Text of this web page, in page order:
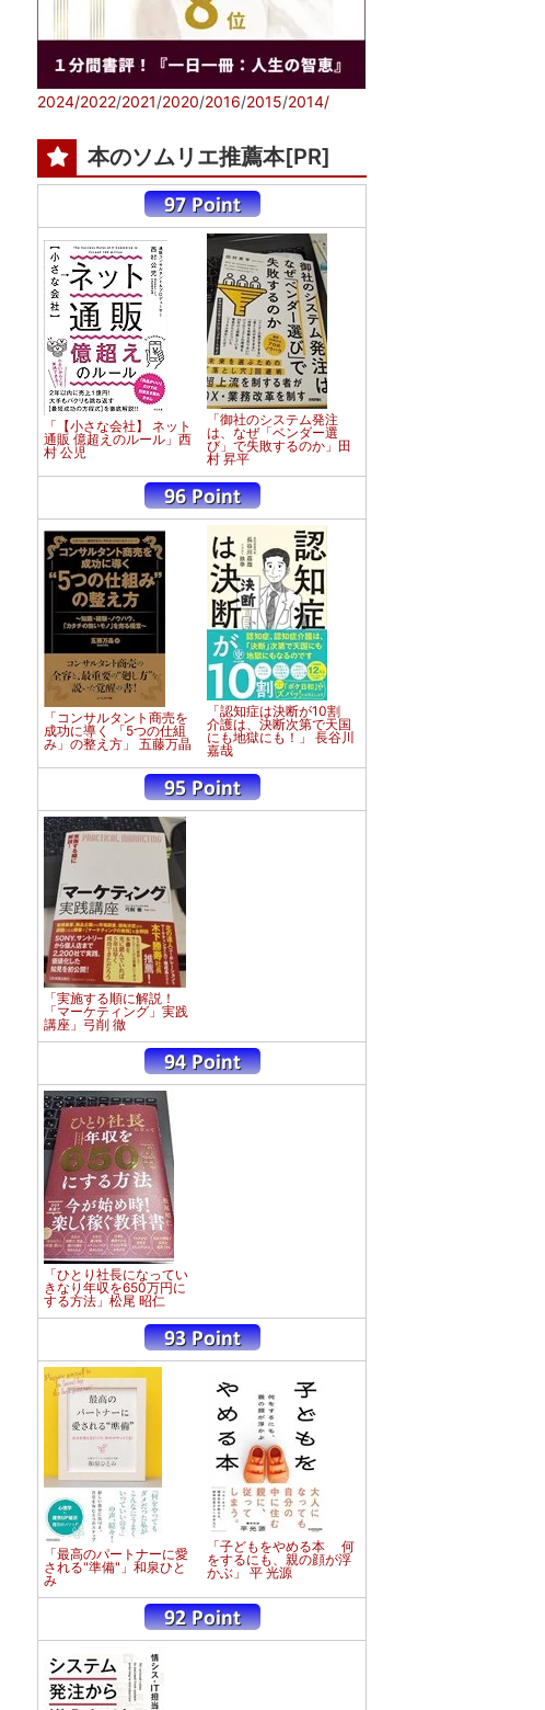
2024/2022/2021/2020/2016/2015/2014/
本のソムリエ推薦本[PR]
「【小さな会社】 ネット
通販 億超えのルール」西
村 公児
「御社のシステム発注
は、なぜ「ベンダー選
び」で失敗するのか」田
村 昇平
「コンサルタント商売を
成功に導く 「5つの仕組
み」の整え方」 五藤万晶
「認知症は決断が10割
介護は、決断次第で天国
にも地獄にも！」 長谷川
嘉哉
「実施する順に解説！
「マーケティング」実践
講座」弓削 徹
「ひとり社長になってい
きなり年収を650万円に
する方法」松尾 昭仁
「最高のパートナーに愛
される"準備"」和泉ひと
み
「子どもをやめる本 何
をするにも、親の顔が浮
かぶ」 平 光源